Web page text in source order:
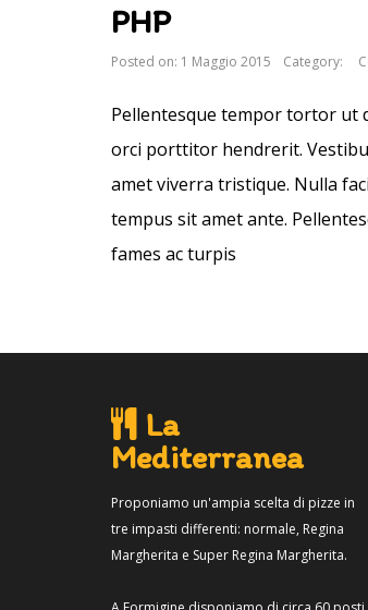
PHP
Posted on: 1 Maggio 2015 Category:
Pellentesque tempor tortor ut
orci porttitor hendrerit.
amet viverra tristique. Nulla
tempus sit amet ante.
fames ac turpis
La
Mediterranea
Proponiamo un'ampia scelta di pizze in
tre impasti differenti: normale, Regina
Margherita e Super Regina Margherita.